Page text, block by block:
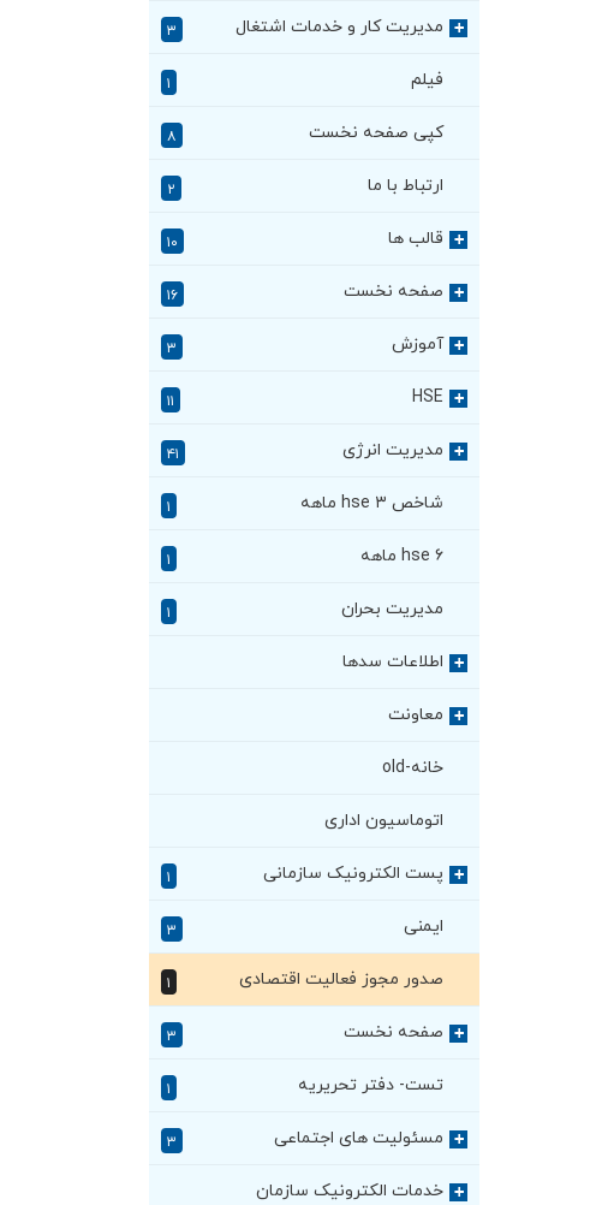
+ مدیریت کار و خدمات اشتغال ۳
فیلم ۱
کپی صفحه نخست ۸
ارتباط با ما ۲
+ قالب ها ۱۰
+ صفحه نخست ۱۶
+ آموزش ۳
+
HSE ۱۱
+ مدیریت انرژی ۴۱
شاخص hse ۳ ماهه ۱
hse ۶ ماهه ۱
مدیریت بحران ۱
+ اطلاعات سدها
+ معاونت
خانه-old
اتوماسیون اداری
+ پست الکترونیک سازمانی ۱
ایمنی ۳
صدور مجوز فعالیت اقتصادی ۱
+ صفحه نخست ۳
تست- دفتر تحریریه ۱
+ مسئولیت های اجتماعی ۳
+ خدمات الکترونیک سازمان